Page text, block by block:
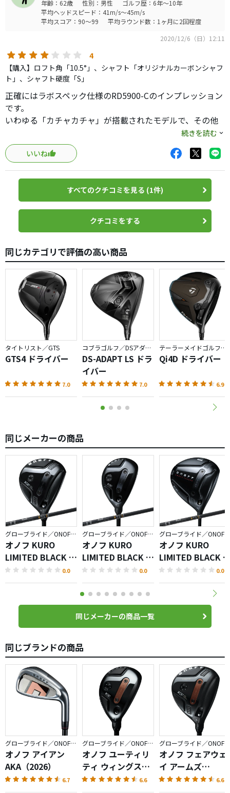
年齢：62歳 性別：男性
ゴルフ歴：6年～10年
平均ヘッドスピード：41m/s～45m/s
平均スコア：90～99
平均ラウンド数：1ヶ月に2回程度
2020/12/6（日）12:11
4
【購入】ロフト角「10.5°」、シャフト「オリジナルカーボンシャフ
ト」、シャフト硬度「S」
正確にはラボスペック仕様のRD5900-Cのインプレッション
です。
いわゆる「カチャカチャ」が搭載されたモデルで、その他
RD5900との違いはライ角が６０度と２度フラットな事と、
フェースアングルもノーマルの1.5度フックに対して１度マ
イナスの0.5度フックということでしょうか？
シャフトもラボスペックのSHINARI 50を入れたので、ノー
マルの45.25の長さに対して、45.75になっています。
都内の練習場に来ていたオノフさんの試打会で打たせて貰
い、擦れ気味に当たったり、少し引っ掛け気味かな？と思
って当たったときでも、曲がり幅がかなり狭い範囲に限定
直近、PRGRの2017RS-Fにスピーダーエボリューション4
661 SRという組み合わせだったのですが、左へのミスが多
くなってきて「操作性よりも直進性」という事でクラブを
探していたニーズにぴたりとハマりました。
ホームコースでラウンドしてきましたが、想定通りに打ち
出す方向に対して棒球系の球がどーんと出るという結果で
したので、まずは満足。
大慣性モーメントのクラブということも有り、途中で手を
こねて捕まえたり逃したりということにはあまり反応して
くれないので、アドレスでしっかり方向を決めることと、
フェースを最初からシャットに上げて開かないで真っ直ぐ
打ち出したい方向にクラブを押し出してゆくとうことが必
きで比較的直線的にクラブを動かすほうが結果が良いタイ
プなせいもあり、もしかするとセッティング全体の中での
フィットが良いという事もあるのかも知れません。
飛距離は正直言うと「まぁまぁ」という感じで、芯を食っ
た時のRS-F+エボ４にはかなわない感じでしょうか？まぁ
まだ試運転状態で８割位までしか振っていないのですけれ
ど。
ちょっと気になっているのは「音」。ポカーンと空き缶で
打ってるような音がするのはちょっと興ざめなところでも
あるのですが、音で打ってるわけじゃないので許容範囲か
と。
ラボスペックのSHINARI50シャフトは、今使っているシャ
フトより軽くなったけれどしっかり感のある、軽硬な感じ
のシャフト。思ったよりもしっかりしてしなやかだし、癖
グローブライドさんはシャフトも基本的には自社生産シャ
フトでの提供なので、これが合わなかったり駄目だったり
するとリシャフトというチョイスしかなくなるので、ラボ
スペックシャフトを含むシャフトがしっかりしていてくれ
るのは有り難いことです。
まだまだ調整もちゃんとしてないので、これからのポテン
シャルに期待ですけれど、ひとまずこの直進性の高さは買
いだと思います。上手い方にとっては球を操りにくいのが
ネガティブかも知れませんが。
続きを読む
いいね
すべてのクチコミを見る (1件)
クチコミをする
同じカテゴリで評価の高い商品
タイトリスト／GTS
GTS4 ドライバー
7.0
コブラゴルフ／DSアダプト
DS-ADAPT LS ドラ
イバー
7.0
テーラーメイドゴルフ／Qi4D
Qi4D ドライバー
6.9
同じメーカーの商品
グローブライド／ONOFF KURO
オノフ KURO
LIMITED BLACK フ
ェアウェイ アーム
ズ
0.0
グローブライド／ONOFF KURO
オノフ KURO
LIMITED BLACK ユ
ーティリティ ウィ
ングス
0.0
オノフ KURO
LIMITED BLACK
ライバー
0.0
同じメーカーの商品一覧
同じブランドの商品
グローブライド／ONOFF AKA
オノフ アイアン
AKA（2026）
6.7
グローブライド／ONOFF AKA
オノフ ユーティリ
ティ ウィングス
AKA（2026）
6.6
オノフ フェアウェ
イ アームズ
AKA（2026）
6.6